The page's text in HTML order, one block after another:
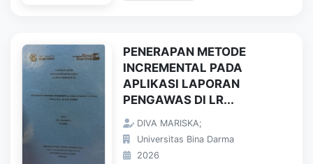
PENERAPAN METODE
INCREMENTAL PADA
APLIKASI LAPORAN
PENGAWAS DI LR...
DIVA MARISKA;
Universitas Bina Darma
2026